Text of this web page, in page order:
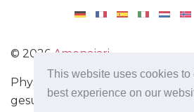
This website uses cookies to
best experience on our
© 2026 Amenajari
Physische Übungen. Diäten
gesunde Ernährung. Übungen